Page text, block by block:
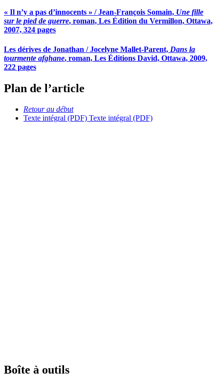
« Il n’y a pas d’innocents » / Jean-François Somain, Une fille
sur le pied de guerre, roman, Les Édition du Vermillon, Ottawa,
2007, 324 pages
Les dérives de Jonathan / Jocelyne Mallet-Parent, Dans la
tourmente afghane, roman, Les Éditions David, Ottawa, 2009,
222 pages
Plan de l’article
Retour au début
Texte intégral (PDF) Texte intégral (PDF)
Boîte à outils